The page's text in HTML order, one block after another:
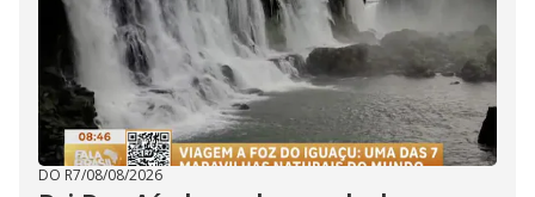
DO R7/08/08/2026